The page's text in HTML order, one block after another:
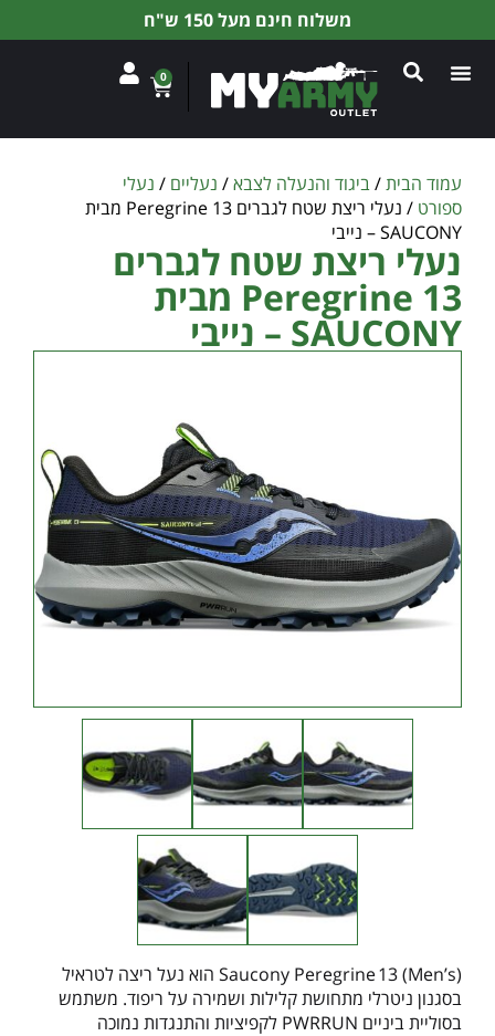
משלוח חינם מעל 150 ש"ח
0
עמוד הבית/ביגוד והנעלה לצבא/ נעליים / נעלי
ספורט
/ נעלי ריצת שטח לגברים Peregrine 13 מבית
SAUCONY – נייבי
נעלי ריצת שטח לגברים
Peregrine 13 מבית
SAUCONY – נייבי
Saucony Peregrine 13 (Men’s) הוא נעל ריצה לטראיל
בסגנון ניטרלי מתחושת קלילות ושמירה על ריפוד. משתמש
בסוליית ביניים PWRRUN לקפיציות והתנגדות נמוכה